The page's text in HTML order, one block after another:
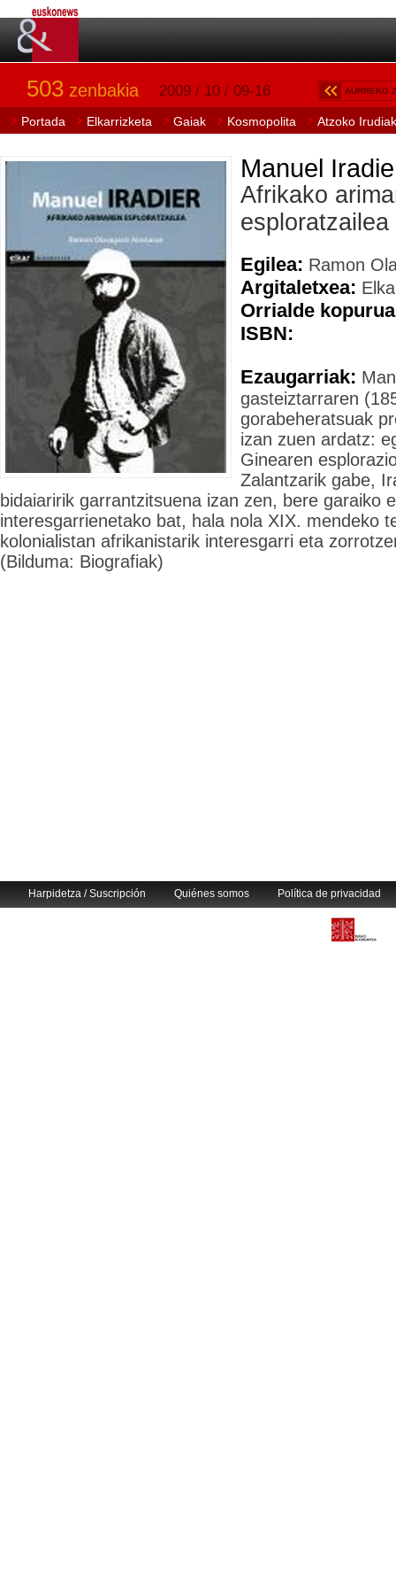
503 zenbakia 2009 / 10 / 09-16 AURREKO
Portada Elkarrizketa Gaiak Kosmopolita Atzoko Irudiak
Manuel
Afrikako
esploratzailea
Egilea: Ramon
Argitaletxea:
Orrialde
ISBN:
Ezaugarriak:
gasteiztarraren
gorabeheratsuak
izan zuen ardatz:
Ginearen
Zalantzarik gabe,
bidaiaririk garrantzitsuena izan zen, bere garaiko
interesgarrienetako bat, hala nola XIX. mendeko
kolonialistan afrikanistarik interesgarri eta
(Bilduma: Biografiak)
Harpidetza / Suscripción Quiénes somos Política de privacidad